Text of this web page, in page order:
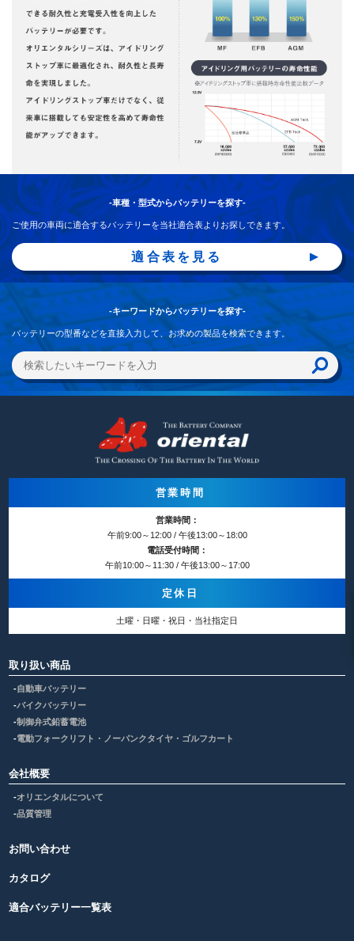
-車種・型式からバッテリーを探す-
ご使用の車両に適合するバッテリーを当社適合表よりお探しできます。
適合表を見る
-キーワードからバッテリーを探す-
バッテリーの型番などを直接入力して、お求めの製品を検索できます。
営業時間
営業時間：
午前9:00～12:00 / 午後13:00～18:00
電話受付時間：
午前10:00～11:30 / 午後13:00～17:00
定休日
土曜・日曜・祝日・当社指定日
取り扱い商品
自動車バッテリー
バイクバッテリー
制御弁式鉛蓄電池
電動フォークリフト・ノーパンクタイヤ・ゴルフカート
会社概要
オリエンタルについて
品質管理
お問い合わせ
カタログ
適合バッテリー一覧表